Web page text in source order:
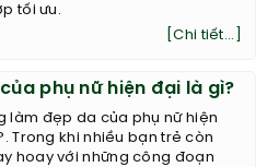
tối ưu.
[Chi tiết...]
phụ nữ hiện đại là gì?
làm đẹp da của phụ nữ hiện
Trong khi nhiều bạn trẻ còn
hoay với những công đoạn